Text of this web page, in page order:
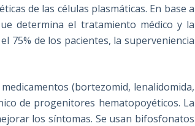
de las células plasmáticas. En base a
determina el tratamiento médico y la
75% de los pacientes, la superveniencia
(bortezomid, lenalidomida,
de progenitores hematopoyéticos. La
los síntomas. Se usan bifosfonatos